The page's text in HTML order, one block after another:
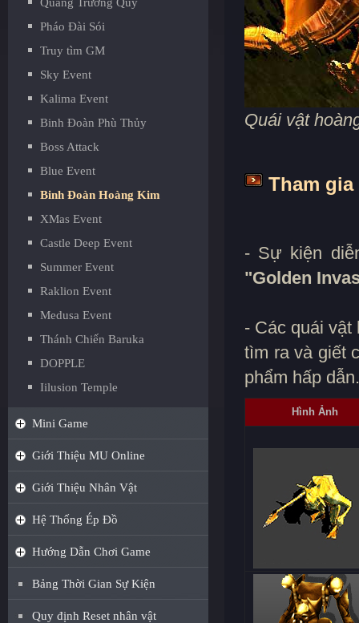
Pháo Đài Sói
Truy tìm GM
Sky Event
Kalima Event
Binh Đoàn Phù Thủy
Boss Attack
Blue Event
Binh Đoàn Hoàng Kim
XMas Event
Castle Deep Event
Summer Event
Raklion Event
Medusa Event
Thánh Chiến Baruka
DOPPLE
Iilusion Temple
Mini Game
Giới Thiệu MU Online
Giới Thiệu Nhân Vật
Hệ Thống Ép Đồ
Hướng Dẫn Chơi Game
Bảng Thời Gian Sự Kiện
Quy định Reset nhân vật
Quái vật
Tham
- Sự kiện
"Golden
- Các quái vật
tìm ra và giết
phẩm hấp dẫn.
Hình Ảnh